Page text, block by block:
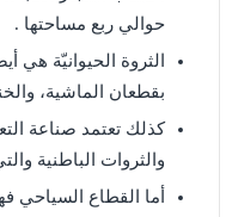
حوالي ربع مساحتها .
الثروة الحيوانيّة هي
بقطعان الماشية،
كذلك تعتمد صناعة
والثروات الباطنية
أما القطاع السياحي